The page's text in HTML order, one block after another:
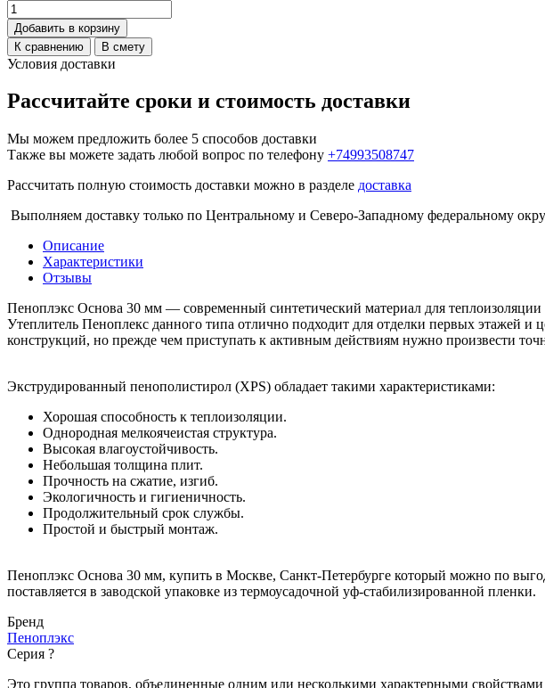
Добавить в корзину
К сравнению
В смету
Условия доставки
Рассчитайте сроки и стоимость доставки
Мы можем предложить более 5 способов доставки
Также вы можете задать любой вопрос по телефону +74993508747
Рассчитать полную стоимость доставки можно в разделе доставка
Выполняем доставку только по Центральному и Северо-Западному федеральному
Описание
Характеристики
Отзывы
Пеноплэкс Основа 30 мм — современный синтетический материал для
Утеплитель Пеноплекс данного типа отлично подходит для отделки первых этажей и
конструкций, но прежде чем приступать к активным действиям нужно произвести
Экструдированный пенополистирол (XPS) обладает такими характеристиками:
Хорошая способность к теплоизоляции.
Однородная мелкоячеистая структура.
Высокая влагоустойчивость.
Небольшая толщина плит.
Прочность на сжатие, изгиб.
Экологичность и гигиеничность.
Продолжительный срок службы.
Простой и быстрый монтаж.
Пеноплэкс Основа 30 мм, купить в Москве, Санкт-Петербурге который можно по
поставляется в заводской упаковке из термоусадочной уф-стабилизированной пленки.
Бренд
Пеноплэкс
Серия ?
Это группа товаров, объединенные одним или несколькими характерными свойствами